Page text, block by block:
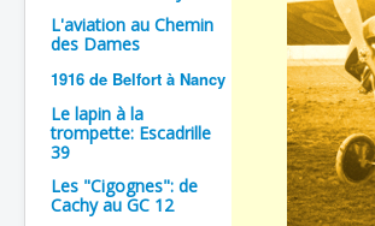
L'aviation au Chemin
des Dames
1916 de Belfort à Nancy
Le lapin à la
trompette: Escadrille
39
Les "Cigognes": de
Cachy au GC 12